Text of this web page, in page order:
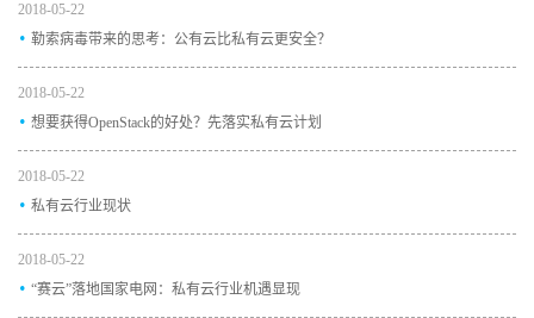
2018-05-22
. 勒索病毒带来的思考：公有云比私有云更安全？
2018-05-22
. 想要获得OpenStack的好处？先落实私有云计划
2018-05-22
. 私有云行业现状
2018-05-22
. “赛云”落地国家电网：私有云行业机遇显现